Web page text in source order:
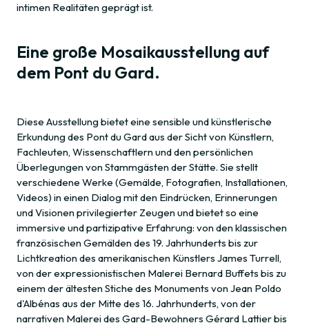
intimen Realitäten geprägt ist.
Eine große Mosaikausstellung auf
dem Pont du Gard.
Diese Ausstellung bietet eine sensible und künstlerische
Erkundung des Pont du Gard aus der Sicht von Künstlern,
Fachleuten, Wissenschaftlern und den persönlichen
Überlegungen von Stammgästen der Stätte. Sie stellt
verschiedene Werke (Gemälde, Fotografien, Installationen,
Videos) in einen Dialog mit den Eindrücken, Erinnerungen
und Visionen privilegierter Zeugen und bietet so eine
immersive und partizipative Erfahrung: von den klassischen
französischen Gemälden des 19. Jahrhunderts bis zur
Lichtkreation des amerikanischen Künstlers James Turrell,
von der expressionistischen Malerei Bernard Buffets bis zu
einem der ältesten Stiche des Monuments von Jean Poldo
d'Albénas aus der Mitte des 16. Jahrhunderts, von der
narrativen Malerei des Gard-Bewohners Gérard Lattier bis